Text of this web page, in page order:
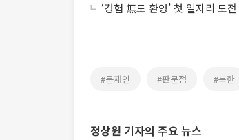
‘경험 無도 환영’ 첫 일자리 도
#문재인 #판문점 #북한
정상원 기자의 주요 뉴스